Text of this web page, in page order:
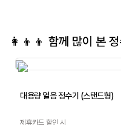
👩‍👦‍👦 함께 많이 본 정
대용량 얼음 정수기 (스탠드형)
제휴카드 할인 시